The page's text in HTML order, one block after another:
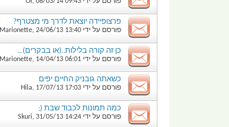
פרצופיידה יוצאת לדרך מי מצטרף?
פורסם על ידי Marionette, 24/06/13 13:40
כן זה קורה בלילות..(או בבקרים)...
פורסם על ידי Marionette, 14/04/13 06:01
כשאתה גובניק החיים יפים
פורסם על ידי Hila, 17/07/13 17:03
כמה תמונות לכבוד שבת (;
פורסם על ידי Skuri, 31/05/13 14:24